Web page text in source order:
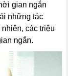
gian ngắn
những tác
các triệu
ngắn.